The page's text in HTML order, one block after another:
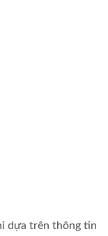
dựa trên thông tin